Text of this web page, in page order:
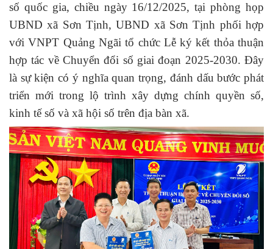
số quốc gia, chiều ngày 16/12/2025, tại phòng họp
UBND xã Sơn Tịnh,UBND xã Sơn Tịnh phối hợp
với VNPT Quảng Ngãitổ chức Lễ ký kết thỏa thuận
hợp tác về Chuyển đổi số giai đoạn 2025-2030. Đây
là sự kiện có ý nghĩa quan trọng, đánh dấu bước phát
triển mới trong lộ trình xây dựng chính quyền số,
kinh tế số và xã hội số trên địa bàn xã.